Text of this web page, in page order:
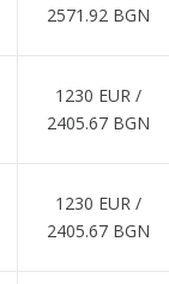
2571.92 BGN
1230 EUR ∕
2405.67 BGN
1230 EUR ∕
2405.67 BGN